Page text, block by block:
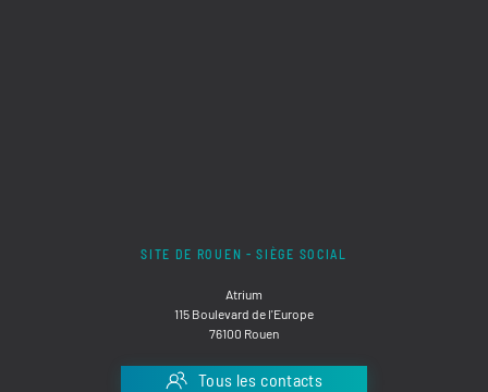
SITE DE ROUEN - SIÈGE SOCIAL
Atrium
115 Boulevard de l'Europe
76100 Rouen
Tous les contacts